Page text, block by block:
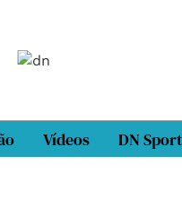
Vídeos DN Sport